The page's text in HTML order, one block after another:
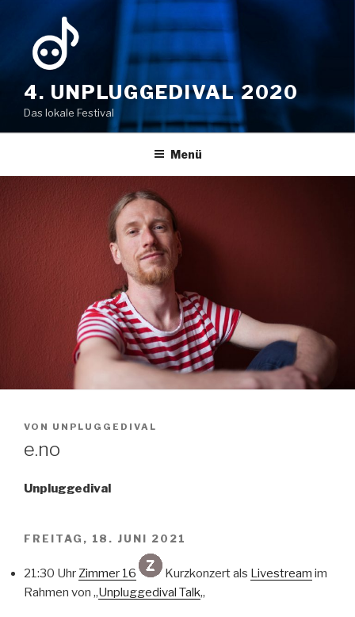
springen
4. UNPLUGGEDIVAL 2020
Das lokale Festival
Menü
VON UNPLUGGEDIVAL
e.no
Unpluggedival
FREITAG, 18. JUNI 2021
21:30 UhrZimmer 16 Kurzkonzert als Livestream im
Rahmen von „Unpluggedival Talk„